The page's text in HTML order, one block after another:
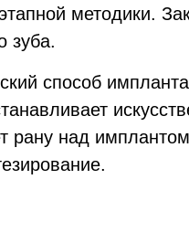
методики.
зуба.
способ
рану над